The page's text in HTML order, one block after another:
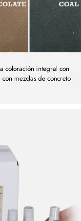
coloración integral con
mezclas de concreto